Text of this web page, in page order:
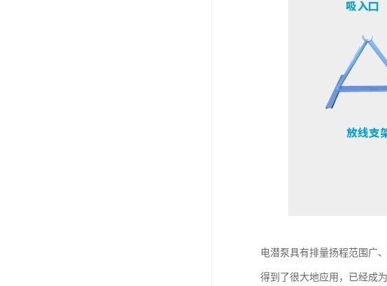
电潜泵具有排量扬程范围广
得到了很大地应用，已经成